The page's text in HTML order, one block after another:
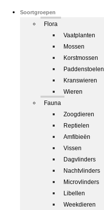
Soortgroepen
Flora
Vaatplanten
Mossen
Korstmossen
Paddenstoelen
Kranswieren
Wieren
Fauna
Zoogdieren
Reptielen
Amfibieën
Vissen
Dagvlinders
Nachtvlinders
Microvlinders
Libellen
Weekdieren